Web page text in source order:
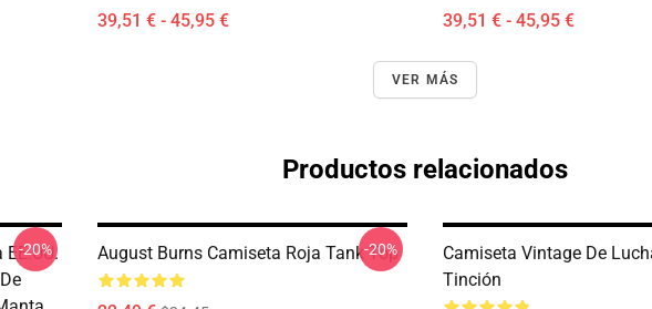
39,51 € - 45,95 € 39,51 € - 45,95 €
VER MÁS
Productos relacionados
-20% August Burns Camiseta Roja Tank Top
-20%
Camiseta Vintage De
Tinción